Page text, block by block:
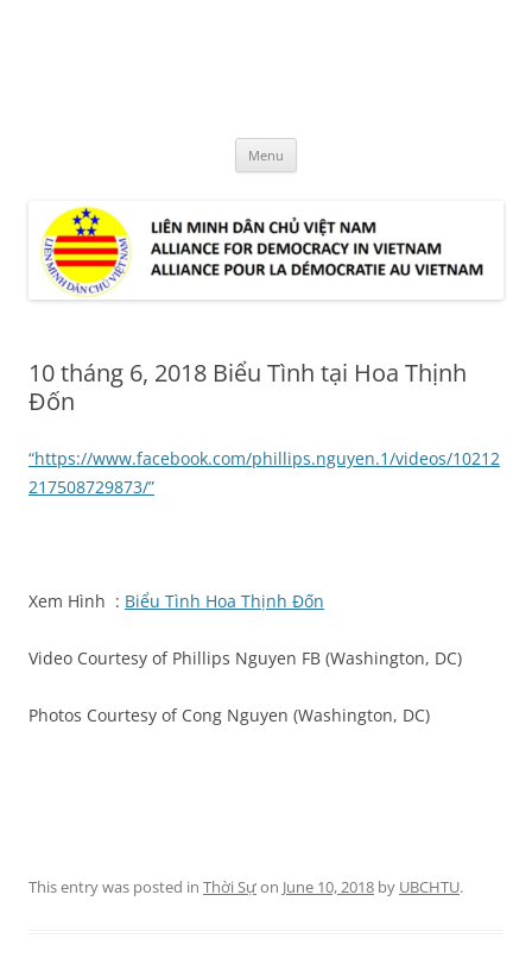
Menu
10 tháng 6, 2018 Biểu Tình tại Hoa Thịnh
Đốn
“https://www.facebook.com/phillips.nguyen.1/videos/10212
217508729873/”
Xem Hình : Biểu Tình Hoa Thịnh Đốn
Video Courtesy of Phillips Nguyen FB (Washington, DC)
Photos Courtesy of Cong Nguyen (Washington, DC)
This entry was posted in Thời Sựon June 10, 2018 by UBCHTU.